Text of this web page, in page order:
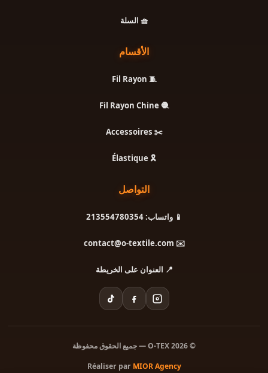
🧺 السلة
الأقسام
🧵 Fil Rayon
🧶 Fil Rayon Chine
✂️ Accessoires
🎗️ Élastique
التواصل
📱 واتساب: 213554780354
✉️ contact@o-textile.com
📍 العنوان على الخريطة
© 2026 O-TEX — جميع الحقوق محفوظة
Réaliser par MIOR Agency